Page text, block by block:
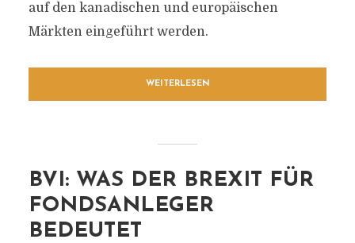
auf den kanadischen und europäischen
Märkten eingeführt werden.
WEITERLESEN
BVI: WAS DER BREXIT FÜR
FONDSANLEGER
BEDEUTET